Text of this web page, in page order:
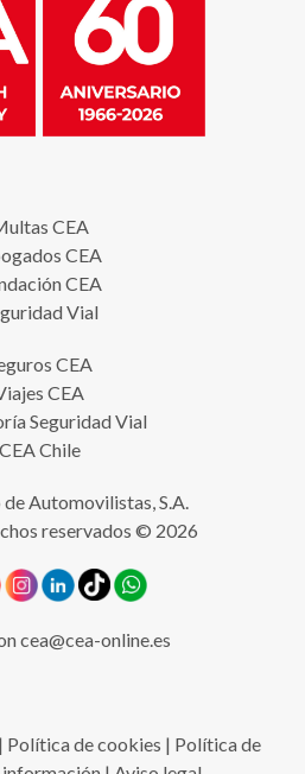
CEA
CEA
CEA
Vial
CEA
CEA
Seguridad Vial
CEA Chile
Automovilistas, S.A.
reservados © 2026
cea@cea-online.es
| Política de cookies | Política de